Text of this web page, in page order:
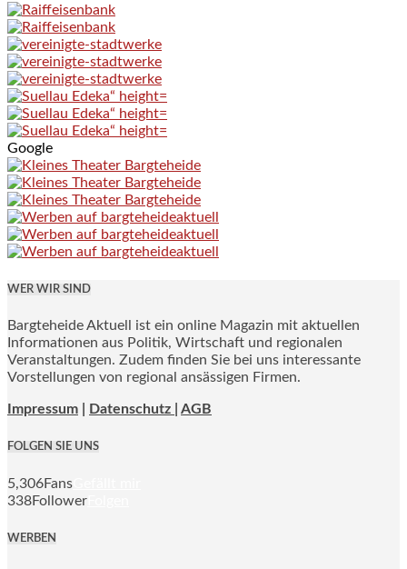
Google
WER WIR SIND
Bargteheide Aktuell ist ein online Magazin mit aktuellen
Informationen aus Politik, Wirtschaft und regionalen
Veranstaltungen. Zudem finden Sie bei uns interessante
Vorstellungen von regional ansässigen Firmen.
Impressum Datenschutz | AGB
FOLGEN SIE UNS
5,306Fans
338Follower
WERBEN